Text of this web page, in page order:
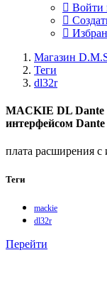
Войти
Магазин
Теги
dl32r
MACKIE DL Dante
интерфейсом
плата расширения
Теги
mackie
dl32r
Перейти